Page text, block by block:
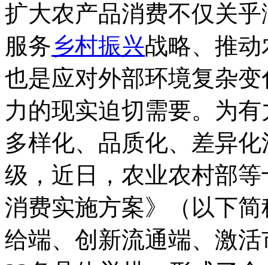
扩大农产品消费不仅关
服务乡村振兴战略、推
也是应对外部环境复杂
力的现实迫切需要。为
多样化、品质化、差异
级，近日，农业农村部
消费实施方案》（以下
给端、创新流通端、激